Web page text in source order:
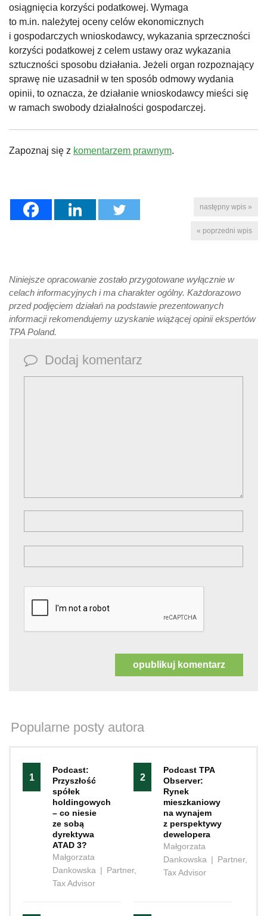
osiągnięcia korzyści podatkowej. Wymaga
to m.in. należytej oceny celów ekonomicznych
i gospodarczych wnioskodawcy, wykazania sprzeczności
korzyści podatkowej z celem ustawy oraz wykazania
sztuczności sposobu działania. Jeżeli organ rozpoznający
sprawę nie uzasadnił w ten sposób odmowy wydania
opinii, to oznacza, że działanie wnioskodawcy mieści się
w ramach swobody działalności gospodarczej.
Zapoznaj się z komentarzem prawnym.
następny wpis »
« poprzedni wpis
Niniejsze opracowanie zostało przygotowane wyłącznie w
celach informacyjnych i ma charakter ogólny. Każdorazowo
przed podjęciem działań na podstawie prezentowanych
informacji rekomendujemy uzyskanie wiążącej opinii ekspertów
TPA Poland.
Dodaj komentarz
Popularne posty autora
1
Podcast:
Przyszłość
spółek
holdingowych
– co niesie
ze sobą
dyrektywa
ATAD 3?
Małgorzata
Dankowska | Partner,
Tax Advisor
2
Podcast TPA
Observer:
Rynek
mieszkaniowy
na wynajem
z perspektywy
dewelopera
Małgorzata
Dankowska | Partner,
Tax Advisor